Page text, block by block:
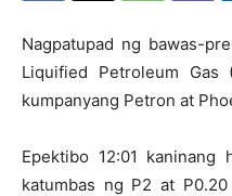
Nagpatupad ng bawas-
Liquified Petroleum
kumpanyang Petron at
Epektibo 12:01 kaninang
katumbas ng P2 at